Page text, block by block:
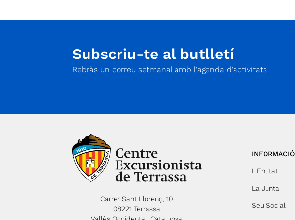
Subscriu-te al butlletí
Rebràs un correu setmanal amb l'agenda d'activitats
Carrer Sant Llorenç, 10
08221 Terrassa
INFORMACIÓ
L'Entitat
La Junta
Seu Social